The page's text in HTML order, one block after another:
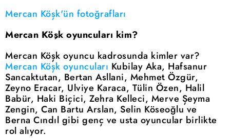
Mercan Köşk'ün fotoğrafları
Mercan Köşk oyuncuları kim?
Mercan Köşk oyuncu kadrosunda kimler var?
Mercan Köşk oyuncuları Kubilay Aka, Hafsanur
Sancaktutan, Bertan Asllani, Mehmet Özgür,
Zeyno Eracar, Ulviye Karaca, Tülin Özen, Halil
Babür, Haki Biçici, Zehra Kelleci, Merve Şeyma
Zengin, Can Bartu Arslan, Selin Köseoğlu ve
Berna Cındıl gibi genç ve usta oyuncular birlikte
rol alıyor.